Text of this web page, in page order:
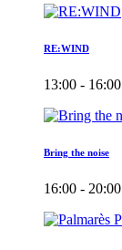
RE:WIND
13:00 - 16:00
Bring the noise
16:00 - 20:00